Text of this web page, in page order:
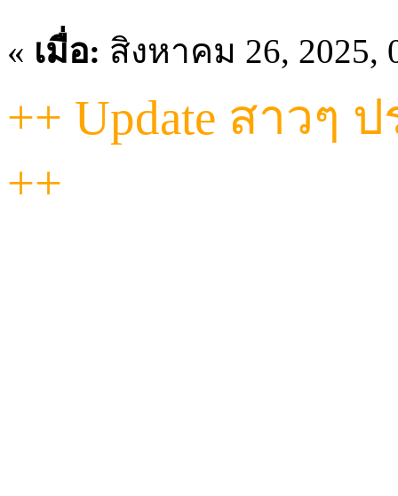
« เมื่อ: สิงหาคม 26, 2025,
++ Update สาวๆ
++